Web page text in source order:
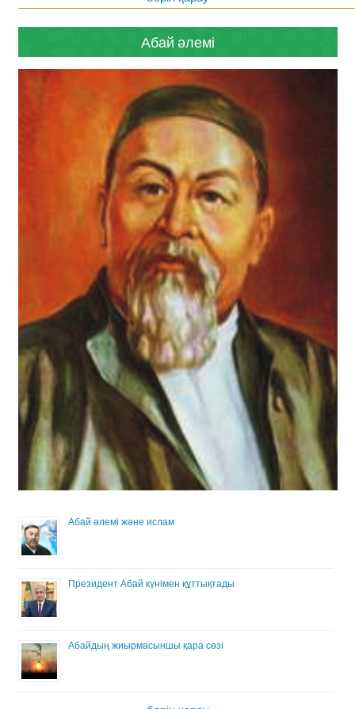
Абай әлемі
Абай әлемі және ислам
Президент Абай күнімен құттықтады
Абайдың жиырмасыншы қара сөзі